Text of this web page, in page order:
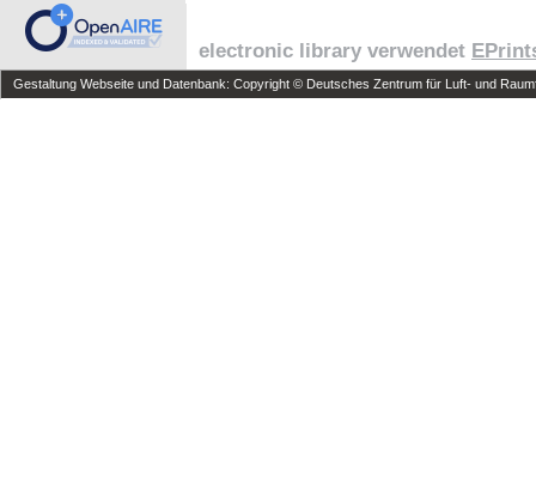
electronic library verwendet
Gestaltung Webseite und Datenbank: Copyright © Deutsches Zentrum für Luft- und